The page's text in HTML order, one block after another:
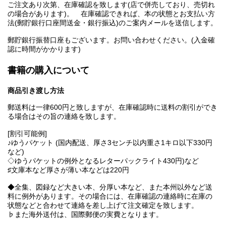
ご注文あり次第、在庫確認を致します(店で併売しており、売切れ
の場合があります)。 在庫確認できれば、本の状態とお支払い方
法(郵貯銀行口座間送金・銀行振込)のご案内メールを送信します。
郵貯銀行振替口座もございます。お問い合わせください。(入金確
認に時間がかかります)
書籍の購入について
商品引き渡し方法
郵送料は一律600円と致しますが、在庫確認時に送料の割引ができ
る場合はその旨の連絡を致します。
[割引可能例]
♪ゆうパケット (国内配送、厚さ3センチ以内重さ1キロ以下330円
など)
◇ゆうパケットの例外となるレターパックライト430円)など
♯文庫本など厚さが薄い本などは220円
◆全集、図録など大きい本、分厚い本など、また本州以外など送
料に例外があります。その場合には、在庫確認の連絡時に在庫の
状態などと合わせて連絡を差し上げて注文確定を致します。
♭また海外送付は、国際郵便の実費となります。